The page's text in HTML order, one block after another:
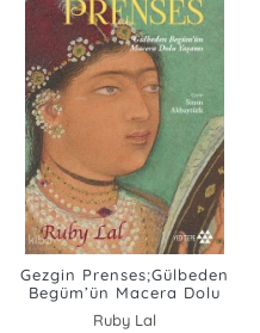
Gezgin Prenses;Gülbeden
Begüm’ün Macera Dolu
Yaşamı
Ruby Lal